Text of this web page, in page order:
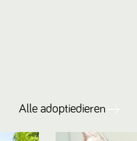
Alle adoptiedieren